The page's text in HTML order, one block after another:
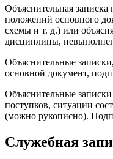
Объяснительная записка
положений основного
схемы и т. д.) или
дисциплины,
Объяснительные
основной документ,
Объяснительные
поступков, ситуации
(можно рукописно).
Служебная